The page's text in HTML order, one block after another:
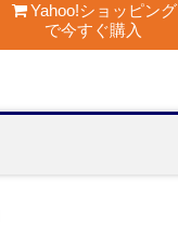
Yahoo!ショッピング
で今すぐ購入